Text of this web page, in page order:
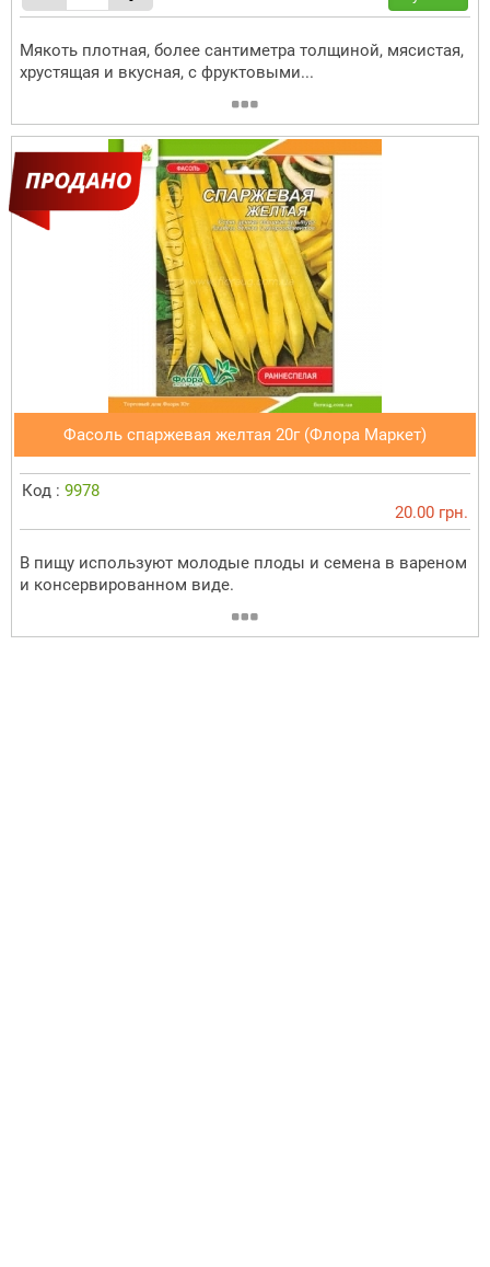
Мякоть плотная, более сантиметра толщиной, мясистая,
хрустящая и вкусная, с фруктовыми...
Фасоль спаржевая желтая 20г (Флора Маркет)
Код : 9978
20.00 грн.
В пищу используют молодые плоды и семена в вареном
и консервированном виде.